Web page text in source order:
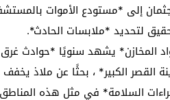
إلى *مستودع الأموات
لتحديد *ملابسات الحادث*.
المخازن* يشهد سنويًا *حوادث غرق
السلامة* في مثل هذه